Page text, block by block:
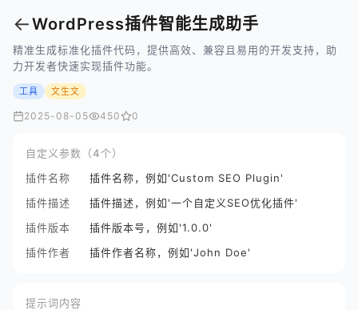
←WordPress插件智能生成助手
精准生成标准化插件代码，提供高效、兼容且易用的开发支持，助
力开发者快速实现插件功能。
工具 文生文
2025-08-05 450 0
自定义参数（4个）
插件名称
插件名称，例如'Custom SEO Plugin'
插件描述
插件描述，例如'一个自定义SEO优化插件'
插件版本
插件版本号，例如'1.0.0'
插件作者
插件作者名称，例如'John Doe'
提示词内容